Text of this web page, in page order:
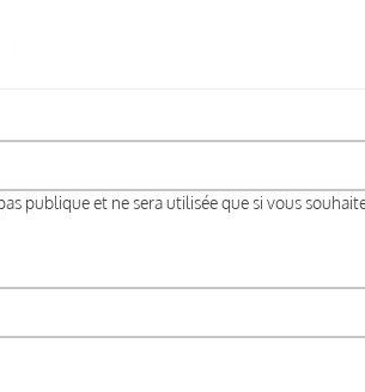
publique et ne sera utilisée que si vous